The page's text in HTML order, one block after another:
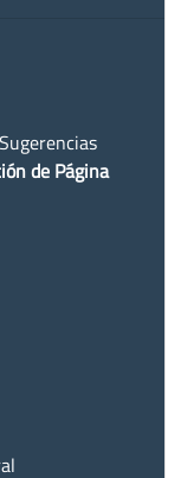
de Página